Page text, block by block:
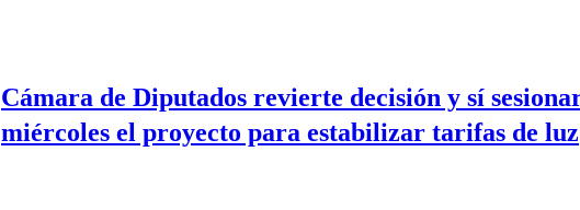
Cámara de Diputados revierte decisión y sí
miércoles el proyecto para estabilizar tarifas de luz